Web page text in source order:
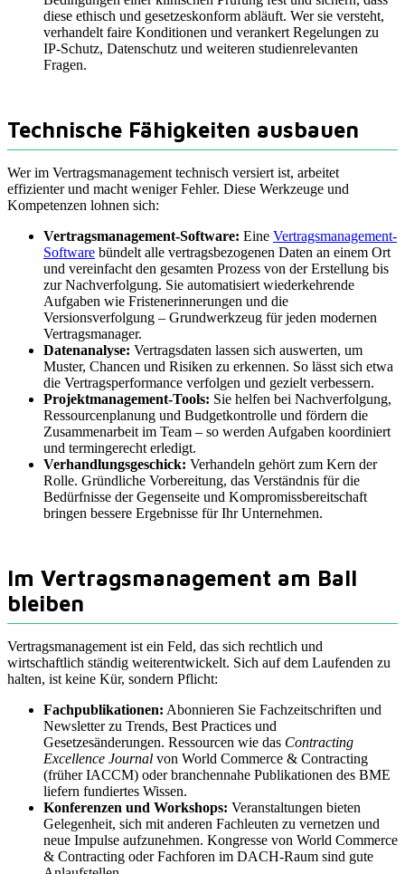
diese ethisch und gesetzeskonform abläuft. Wer sie versteht,
verhandelt faire Konditionen und verankert Regelungen zu
IP-Schutz, Datenschutz und weiteren studienrelevanten
Fragen.
Technische Fähigkeiten ausbauen
Wer im Vertragsmanagement technisch versiert ist, arbeitet
effizienter und macht weniger Fehler. Diese Werkzeuge und
Kompetenzen lohnen sich:
Vertragsmanagement-Software: Eine Vertragsmanagement-
Software bündelt alle vertragsbezogenen Daten an einem Ort
und vereinfacht den gesamten Prozess von der Erstellung bis
zur Nachverfolgung. Sie automatisiert wiederkehrende
Aufgaben wie Fristenerinnerungen und die
Versionsverfolgung – Grundwerkzeug für jeden modernen
Vertragsmanager.
Datenanalyse: Vertragsdaten lassen sich auswerten, um
Muster, Chancen und Risiken zu erkennen. So lässt sich etwa
die Vertragsperformance verfolgen und gezielt verbessern.
Projektmanagement-Tools: Sie helfen bei Nachverfolgung,
Ressourcenplanung und Budgetkontrolle und fördern die
Zusammenarbeit im Team – so werden Aufgaben koordiniert
und termingerecht erledigt.
Verhandlungsgeschick: Verhandeln gehört zum Kern der
Rolle. Gründliche Vorbereitung, das Verständnis für die
Bedürfnisse der Gegenseite und Kompromissbereitschaft
bringen bessere Ergebnisse für Ihr Unternehmen.
Im Vertragsmanagement am Ball
bleiben
Vertragsmanagement ist ein Feld, das sich rechtlich und
wirtschaftlich ständig weiterentwickelt. Sich auf dem Laufenden zu
halten, ist keine Kür, sondern Pflicht:
Fachpublikationen: Abonnieren Sie Fachzeitschriften und
Newsletter zu Trends, Best Practices und
Gesetzesänderungen. Ressourcen wie das Contracting
Excellence Journal von World Commerce & Contracting
(früher IACCM) oder branchennahe Publikationen des BME
liefern fundiertes Wissen.
Konferenzen und Workshops: Veranstaltungen bieten
Gelegenheit, sich mit anderen Fachleuten zu vernetzen und
neue Impulse aufzunehmen. Kongresse von World Commerce
& Contracting oder Fachforen im DACH-Raum sind gute